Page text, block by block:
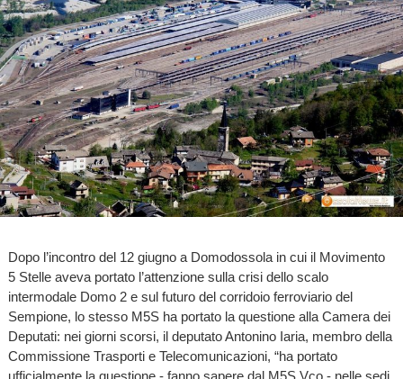
Dopo l’incontro del 12 giugno a Domodossola in cui il Movimento
5 Stelle aveva portato l’attenzione sulla crisi dello scalo
intermodale Domo 2 e sul futuro del corridoio ferroviario del
Sempione, lo stesso M5S ha portato la questione alla Camera dei
Deputati: nei giorni scorsi, il deputato Antonino Iaria, membro della
Commissione Trasporti e Telecomunicazioni, “ha portato
ufficialmente la questione - fanno sapere dal M5S Vco - nelle sedi